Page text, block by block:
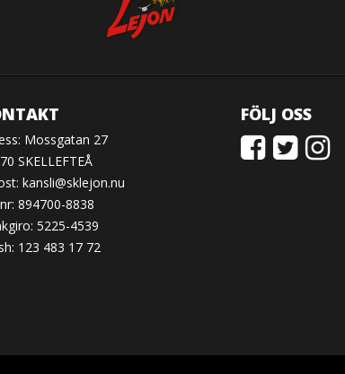
Mossgatan 27
SKELLEFTEÅ
kansli@sklejon.nu
894700-8838
5225-4539
123 483 17 72
FÖLJ OSS